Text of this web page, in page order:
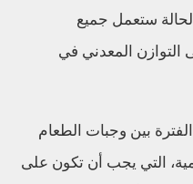
ستعمل جميع
التوازن المعدني في
بين وجبات الطعام
التي يجب أن تكون على